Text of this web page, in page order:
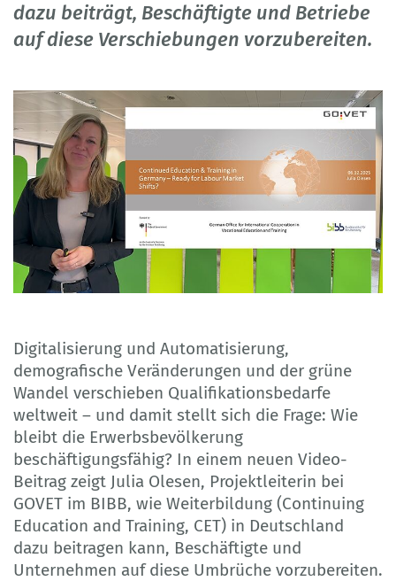
dazu beiträgt, Beschäftigte und Betriebe
auf diese Verschiebungen vorzubereiten.
Digitalisierung und Automatisierung,
demografische Veränderungen und der grüne
Wandel verschieben Qualifikationsbedarfe
weltweit – und damit stellt sich die Frage: Wie
bleibt die Erwerbsbevölkerung
beschäftigungsfähig? In einem neuen Video-
Beitrag zeigt Julia Olesen, Projektleiterin bei
GOVET im BIBB, wie Weiterbildung (Continuing
Education and Training, CET) in Deutschland
dazu beitragen kann, Beschäftigte und
Unternehmen auf diese Umbrüche vorzubereiten.